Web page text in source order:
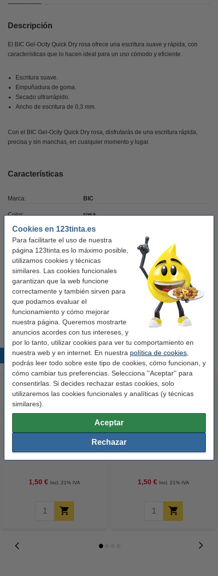
Cookies en 123tinta.es
Para facilitarte el uso de nuestra
página 123tinta.es lo máximo posible,
utilizamos cookies y técnicas
similares. Las cookies funcionales
garantizan que la web funcione
correctamente y también sirven para
que podamos evaluar el
funcionamiento y cómo mejorar
nuestra página. Queremos mostrarte
anuncios acordes con tus intereses, y
por lo tanto, utilizar cookies para ver tu comportamiento en
nuestra web y en internet. En nuestra política de cookies
podrás leer todo sobre este tipo de cookies, cómo funcionan, y
cómo cambiar tus preferencias. Selecciona ''Aceptar'' para
consentirlas. Si decides rechazar estas cookies, solo
utilizaremos las cookies funcionales y analíticas (y técnicas
similares).
Aceptar
Rechazar
Descripción
El BIC Gel-Ocity Quick Dry rosa ofrece una escritura suave y rápida, con
características que lo hacen ideal para un uso cómodo y eficiente.
Escritura suave.
Empuñadura de goma.
Secado ultrarrápido.
Ancho de escritura de 0,3 mm.
Con el BIC Gel-Ocity Quick Dry rosa, disfrutarás de una escritura rápida,
precisa y sin manchas, en cualquier momento y lugar.
Características
Marca: BIC
Color: rosa
Color de la tinta: rosa
Ancho escritura: 0,3 mm
Clip: sí
Recargable: no
Cantidad: 1 unidad
Núm. de item: 224694
Productos destacados
1,50 € Incl. 21% IVA 1,50 € Incl. 21% IVA